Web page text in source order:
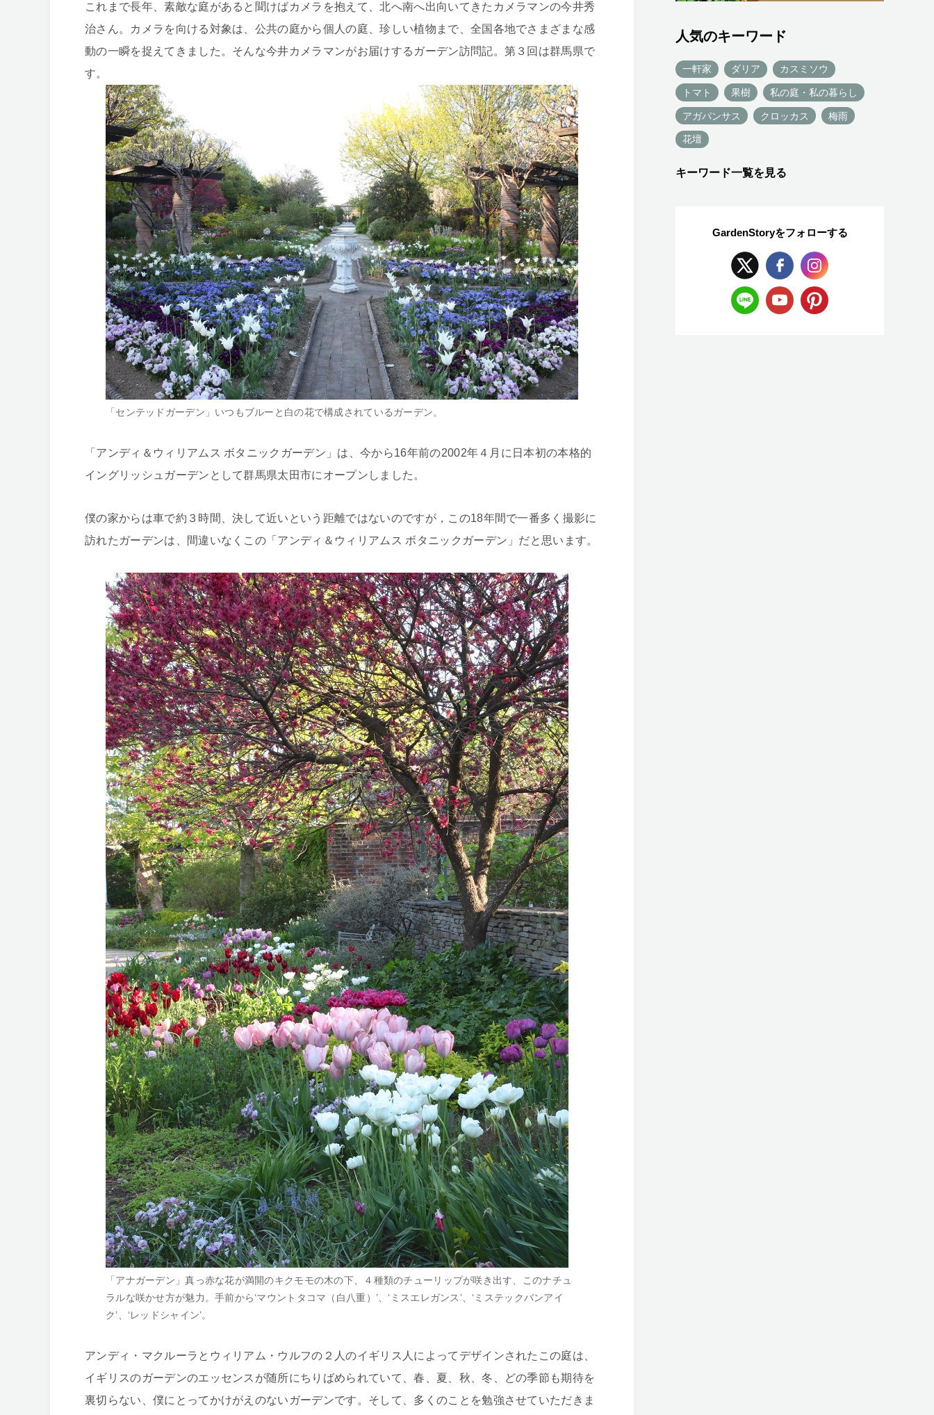
これまで長年、素敵な庭があると聞けばカメラを抱えて、北へ南へ出向いてきたカメラマンの今井秀
治さん。カメラを向ける対象は、公共の庭から個人の庭、珍しい植物まで、全国各地でさまざまな感
動の一瞬を捉えてきました。そんな今井カメラマンがお届けするガーデン訪問記。第３回は群馬県で
す。
「センテッドガーデン」いつもブルーと白の花で構成されているガーデン。
「アンディ＆ウィリアムス ボタニックガーデン」は、今から16年前の2002年４月に日本初の本格的
イングリッシュガーデンとして群馬県太田市にオープンしました。
僕の家からは車で約３時間、決して近いという距離ではないのですが，この18年間で一番多く撮影に
訪れたガーデンは、間違いなくこの「アンディ＆ウィリアムス ボタニックガーデン」だと思います。
「アナガーデン」真っ赤な花が満開のキクモモの木の下、４種類のチューリップが咲き出す、このナチュ
ラルな咲かせ方が魅力。手前から‘マウントタコマ（白八重）’、‘ミスエレガンス’、‘ミステックバンアイ
ク’、‘レッドシャイン’。
アンディ・マクルーラとウィリアム・ウルフの２人のイギリス人によってデザインされたこの庭は、
イギリスのガーデンのエッセンスが随所にちりばめられていて、春、夏、秋、冬、どの季節も期待を
裏切らない、僕にとってかけがえのないガーデンです。そして、多くのことを勉強させていただきま
人気のキーワード
一軒家 ダリア カスミソウ
トマト 果樹 私の庭・私の暮らし
アガパンサス クロッカス 梅雨
花壇
キーワード一覧を見る
GardenStoryをフォローする